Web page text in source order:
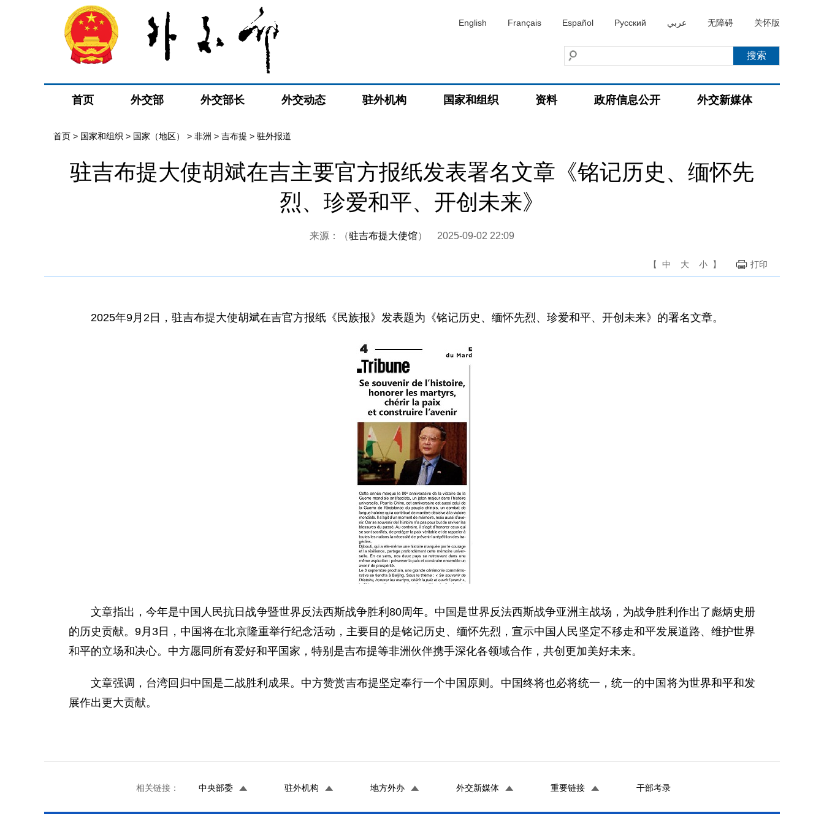
English Français Español Русский عربي 无障碍 关怀版
首页 外交部 外交部长 外交动态 驻外机构 国家和组织 资料 政府信息公开 外交新媒体
首页 > 国家和组织 > 国家（地区） > 非洲 > 吉布提 > 驻外报道
驻吉布提大使胡斌在吉主要官方报纸发表署名文章《铭记历史、缅怀先
烈、珍爱和平、开创未来》
来源：（驻吉布提大使馆） 2025-09-02 22:09
【 中 大 小 】 打印
2025年9月2日，驻吉布提大使胡斌在吉官方报纸《民族报》发表题为《铭记历史、缅怀先烈、珍爱和平、开创未来》的署名文章。
文章指出，今年是中国人民抗日战争暨世界反法西斯战争胜利80周年。中国是世界反法西斯战争亚洲主战场，为战争胜利作出了彪炳史册
的历史贡献。9月3日，中国将在北京隆重举行纪念活动，主要目的是铭记历史、缅怀先烈，宣示中国人民坚定不移走和平发展道路、维护世界
和平的立场和决心。中方愿同所有爱好和平国家，特别是吉布提等非洲伙伴携手深化各领域合作，共创更加美好未来。
文章强调，台湾回归中国是二战胜利成果。中方赞赏吉布提坚定奉行一个中国原则。中国终将也必将统一，统一的中国将为世界和平和发
展作出更大贡献。
相关链接： 中央部委 驻外机构 地方外办 外交新媒体 重要链接 干部考录